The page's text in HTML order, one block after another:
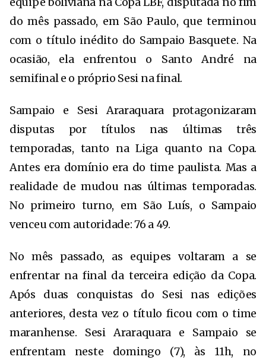
do mês passado, em São Paulo, que terminou
com o título inédito do Sampaio Basquete. Na
ocasião, ela enfrentou o Santo André na
semifinal e o próprio Sesi na final.
Sampaio e Sesi Araraquara protagonizaram
disputas por títulos nas últimas três
temporadas, tanto na Liga quanto na Copa.
Antes era domínio era do time paulista. Mas a
realidade de mudou nas últimas temporadas.
No primeiro turno, em São Luís, o Sampaio
venceu com autoridade: 76 a 49.
No mês passado, as equipes voltaram a se
enfrentar na final da terceira edição da Copa.
Após duas conquistas do Sesi nas edições
anteriores, desta vez o título ficou com o time
maranhense. Sesi Araraquara e Sampaio se
enfrentam neste domingo (7), às 11h, no